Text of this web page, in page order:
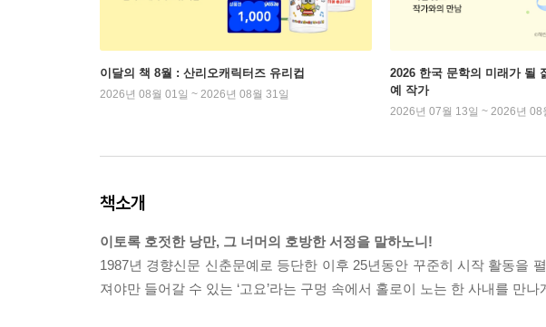
이달의 책 8월 : 산리오캐릭터즈 유리컵
2026년 08월 01일 ~ 2026년 08월 31일
2026 한국 문학의 미래가 될
예 작가
2026년 07월 13일 ~ 2026년 08
책소개
이토록 호젓한 낭만, 그 너머의 호방한 서정을 말하노니!
1987년 경향신문 신춘문예로 등단한 이후 25년동안 꾸준히 시작 활동을
져야만 들어갈 수 있는 ‘고요’라는 구멍 속에서 홀로이 노는 한 사내를 만나